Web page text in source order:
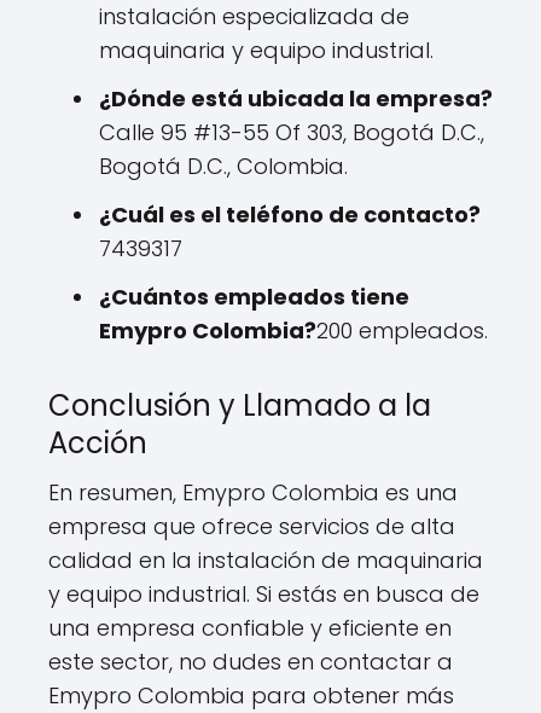
instalación especializada de
maquinaria y equipo industrial.
¿Dónde está ubicada la empresa?
Calle 95 #13-55 Of 303, Bogotá D.C.,
Bogotá D.C., Colombia.
¿Cuál es el teléfono de contacto?
7439317
¿Cuántos empleados tiene
Emypro Colombia?200 empleados.
Conclusión y Llamado a la
Acción
En resumen, Emypro Colombia es una
empresa que ofrece servicios de alta
calidad en la instalación de maquinaria
y equipo industrial. Si estás en busca de
una empresa confiable y eficiente en
este sector, no dudes en contactar a
Emypro Colombia para obtener más